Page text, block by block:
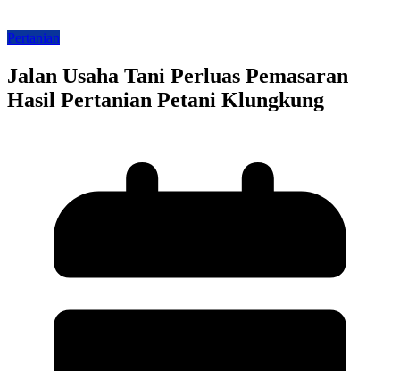
Pertanian
Jalan Usaha Tani Perluas Pemasaran
Hasil Pertanian Petani Klungkung